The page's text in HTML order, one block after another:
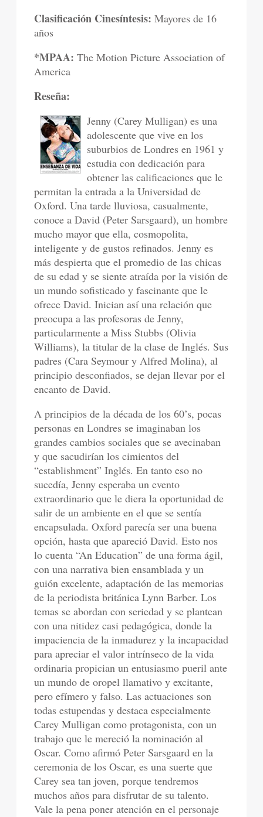
Clasificación Cinesíntesis: Mayores de 16
años
*MPAA:The Motion Picture Association of
America
Reseña:
Jenny (Carey Mulligan) es una
adolescente que vive en los
suburbios de Londres en 1961 y
estudia con dedicación para
obtener las calificaciones que le
permitan la entrada a la Universidad de
Oxford. Una tarde lluviosa, casualmente,
conoce a David (Peter Sarsgaard), un hombre
mucho mayor que ella, cosmopolita,
inteligente y de gustos refinados. Jenny es
más despierta que el promedio de las chicas
de su edad y se siente atraída por la visión de
un mundo sofisticado y fascinante que le
ofrece David. Inician así una relación que
preocupa a las profesoras de Jenny,
particularmente a Miss Stubbs (Olivia
Williams), la titular de la clase de Inglés. Sus
padres (Cara Seymour y Alfred Molina), al
principio desconfiados, se dejan llevar por el
encanto de David.
A principios de la década de los 60’s, pocas
personas en Londres se imaginaban los
grandes cambios sociales que se avecinaban
y que sacudirían los cimientos del
“establishment” Inglés. En tanto eso no
sucedía, Jenny esperaba un evento
extraordinario que le diera la oportunidad de
salir de un ambiente en el que se sentía
encapsulada. Oxford parecía ser una buena
opción, hasta que apareció David. Esto nos
lo cuenta “An Education” de una forma ágil,
con una narrativa bien ensamblada y un
guión excelente, adaptación de las memorias
de la periodista británica Lynn Barber. Los
temas se abordan con seriedad y se plantean
con una nitidez casi pedagógica, donde la
impaciencia de la inmadurez y la incapacidad
para apreciar el valor intrínseco de la vida
ordinaria propician un entusiasmo pueril ante
un mundo de oropel llamativo y excitante,
pero efímero y falso. Las actuaciones son
todas estupendas y destaca especialmente
Carey Mulligan como protagonista, con un
trabajo que le mereció la nominación al
Oscar. Como afirmó Peter Sarsgaard en la
ceremonia de los Oscar, es una suerte que
Carey sea tan joven, porque tendremos
muchos años para disfrutar de su talento.
Vale la pena poner atención en el personaje